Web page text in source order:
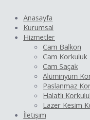
Anasayfa
Kurumsal
Hizmetler
Cam Balkon
Cam Korkuluk
Cam Saçak
Alüminyum
Paslanmaz
Halatlı
Lazer Kesim
İletişim